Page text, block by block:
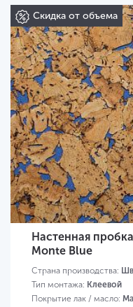
Скидка от объема
Настенная
Monte Blue
Страна производства:
Тип монтажа: Клеевой
Покрытие лак / масло: